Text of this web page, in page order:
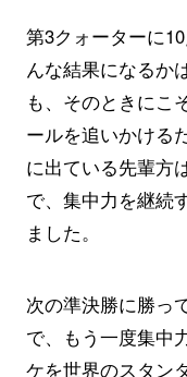
第3クォーターに
んな結果になるか
も、そのときにこ
ールを追いかける
に出ている先輩方
で、集中力を継続
ました。
次の準決勝に勝っ
で、もう一度集中
ケを世界のスタン